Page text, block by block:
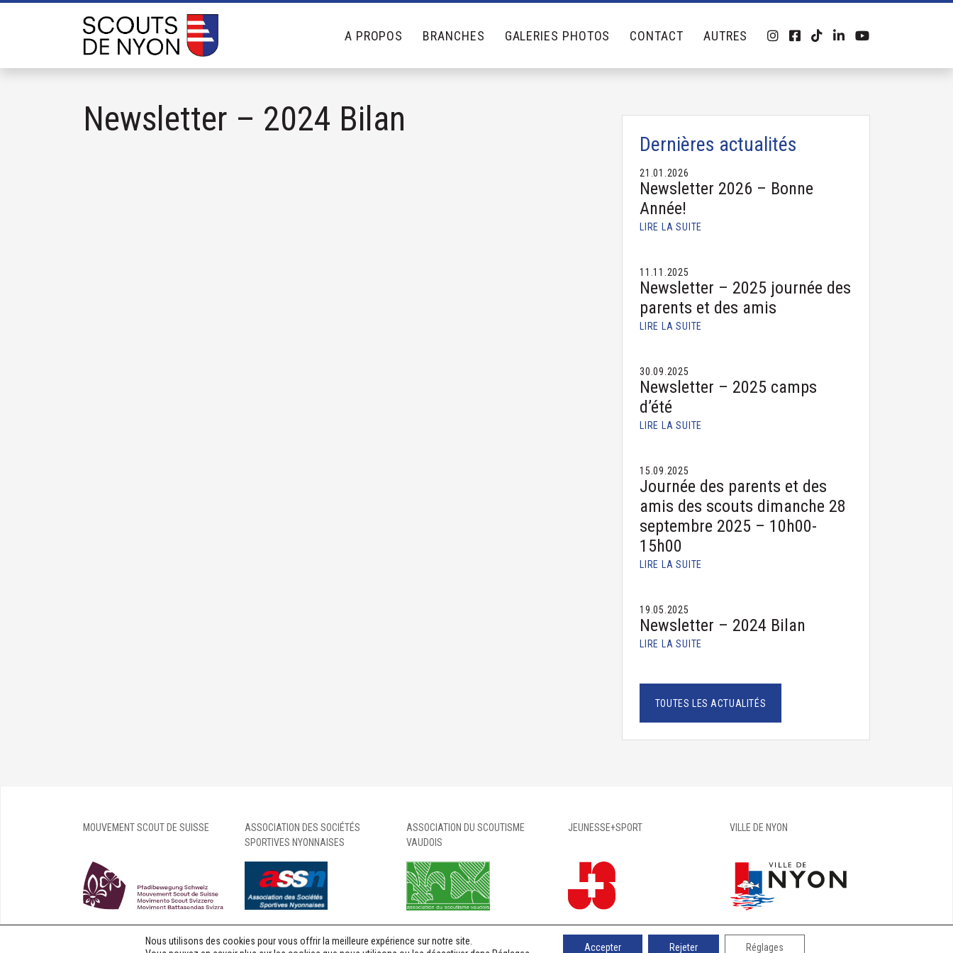
A PROPOS BRANCHES GALERIES PHOTOS CONTACT AUTRES
Newsletter – 2024 Bilan
Dernières actualités
21.01.2026
Newsletter 2026 – Bonne
Année!
LIRE LA SUITE
11.11.2025
Newsletter – 2025 journée des
parents et des amis
LIRE LA SUITE
30.09.2025
Newsletter – 2025 camps
d’été
LIRE LA SUITE
15.09.2025
Journée des parents et des
amis des scouts dimanche 28
septembre 2025 – 10h00-
15h00
LIRE LA SUITE
19.05.2025
Newsletter – 2024 Bilan
LIRE LA SUITE
TOUTES LES ACTUALITÉS
MOUVEMENT SCOUT DE SUISSE
ASSOCIATION DES SOCIÉTÉS
SPORTIVES NYONNAISES
ASSOCIATION DU SCOUTISME
VAUDOIS
JEUNESSE+SPORT VILLE DE NYON
Nous utilisons des cookies pour vous offrir la meilleure expérience sur notre site.
Accepter Rejeter Réglages